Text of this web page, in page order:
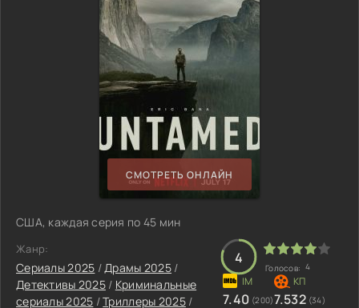
СМОТРЕТЬ ОНЛАЙН
США, каждая серия по 45 мин
Жанр:
Сериалы 2025 /Драмы 2025 /
Детективы 2025/ Криминальные
сериалы 2025 /Триллеры 2025/
4
Голосов: 4
7.40 (200)7.532 (34)